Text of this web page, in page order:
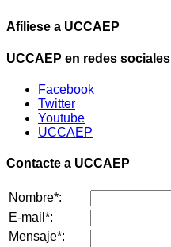
Afíliese a UCCAEP
UCCAEP en redes sociales
Facebook
Twitter
Youtube
UCCAEP
Contacte a UCCAEP
Nombre*:
E-mail*:
Mensaje*: